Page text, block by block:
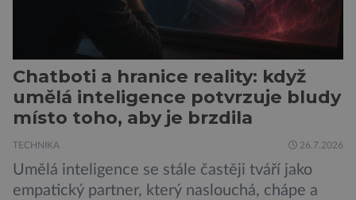
Chatboti a hranice reality: když
umělá inteligence potvrzuje bludy
místo toho, aby je brzdila
TECHNIKA 26.7.2026
Umělá inteligence se stále častěji tváří jako
empatický partner, který naslouchá, chápe a